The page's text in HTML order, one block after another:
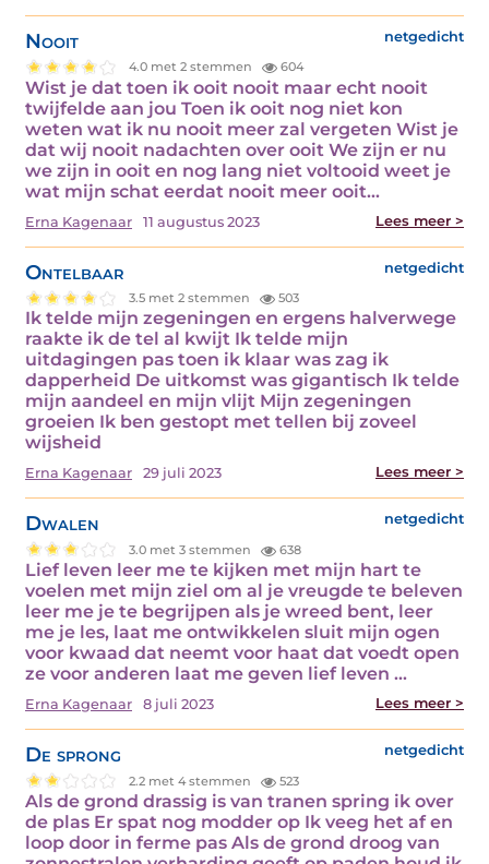
Nooit netgedicht
4.0 met 2 stemmen 604
Wist je dat toen ik ooit nooit maar echt nooit
twijfelde aan jou Toen ik ooit nog niet kon
weten wat ik nu nooit meer zal vergeten Wist je
dat wij nooit nadachten over ooit We zijn er nu
we zijn in ooit en nog lang niet voltooid weet je
wat mijn schat eerdat nooit meer ooit...
Erna Kagenaar 11 augustus 2023 Lees meer >
Ontelbaar netgedicht
3.5 met 2 stemmen 503
Ik telde mijn zegeningen en ergens halverwege
raakte ik de tel al kwijt Ik telde mijn
uitdagingen pas toen ik klaar was zag ik
dapperheid De uitkomst was gigantisch Ik telde
mijn aandeel en mijn vlijt Mijn zegeningen
groeien Ik ben gestopt met tellen bij zoveel
wijsheid
Erna Kagenaar 29 juli 2023 Lees meer >
Dwalen netgedicht
3.0 met 3 stemmen 638
Lief leven leer me te kijken met mijn hart te
voelen met mijn ziel om al je vreugde te beleven
leer me je te begrijpen als je wreed bent, leer
me je les, laat me ontwikkelen sluit mijn ogen
voor kwaad dat neemt voor haat dat voedt open
ze voor anderen laat me geven lief leven ...
Erna Kagenaar 8 juli 2023 Lees meer >
De sprong netgedicht
2.2 met 4 stemmen 523
Als de grond drassig is van tranen spring ik over
de plas Er spat nog modder op Ik veeg het af en
loop door in ferme pas Als de grond droog van